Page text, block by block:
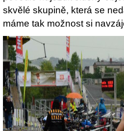
skvělé skupině, která se
máme tak možnost si